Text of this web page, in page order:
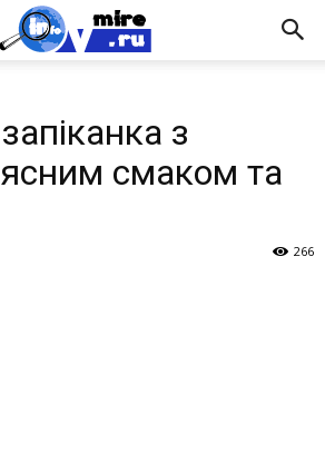
з
смаком та
266